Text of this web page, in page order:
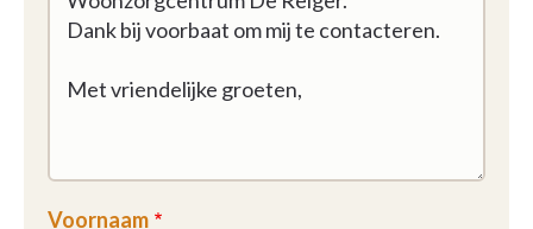
Voornaam